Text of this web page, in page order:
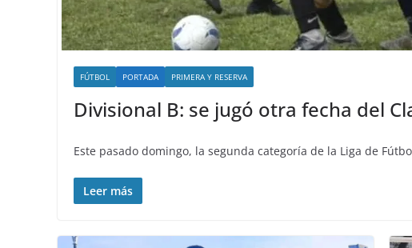
FÚTBOL PORTADA PRIMERA Y RESERVA
Divisional B: se jugó otra fecha del
Este pasado domingo, la segunda categoría de la Liga de
Leer más